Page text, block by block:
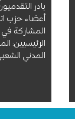
بادر
أعضاء حزب
المشاركة
الرئيسيين:
المدني